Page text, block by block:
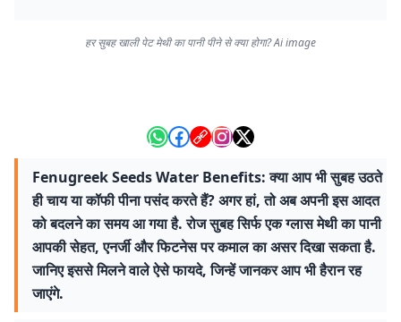
हर सुबह खाली पेट मेथी का पानी पीने से क्या होगा? Ai image
Fenugreek Seeds Water Benefits: क्या आप भी सुबह उठते
ही चाय या कॉफी पीना पसंद करते हैं? अगर हां, तो अब अपनी इस आदत
को बदलने का समय आ गया है. रोज सुबह सिर्फ एक ग्लास मेथी का पानी
आपकी सेहत, एनर्जी और फिटनेस पर कमाल का असर दिखा सकता है.
जानिए इससे मिलने वाले ऐसे फायदे, जिन्हें जानकर आप भी हैरान रह
जाएंगे.